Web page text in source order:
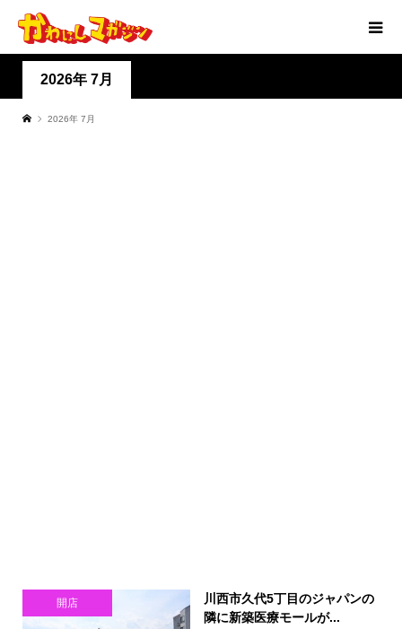
2026年 7月
2026年 7月
開店
川西市久代5丁目のジャパンの
隣に新築医療モールが...